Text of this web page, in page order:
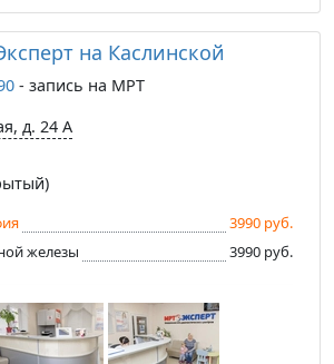
на Каслинской
- запись на МРТ
д. 24 А
3990 руб.
железы
3990 руб.